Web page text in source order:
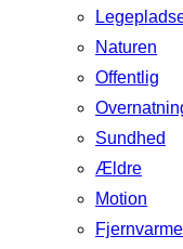
Naturen
Offentlig
Sundhed
Ældre
Motion